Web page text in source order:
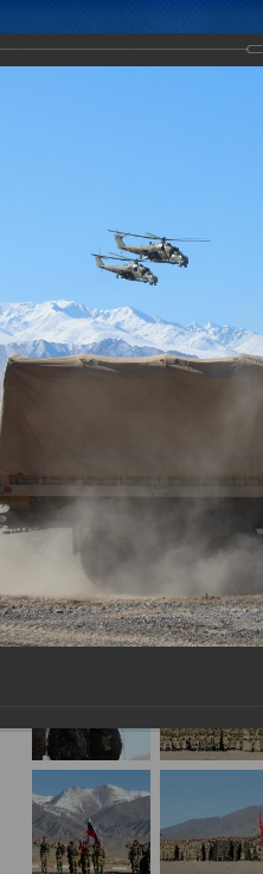
Новости
Совместное тактическое
«Рубеж-2016»
04.10.2016